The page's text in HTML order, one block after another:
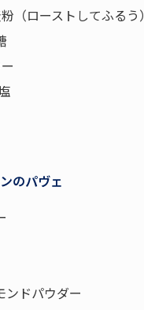
（ローストしてふるう）
のパヴェ
ドパウダー